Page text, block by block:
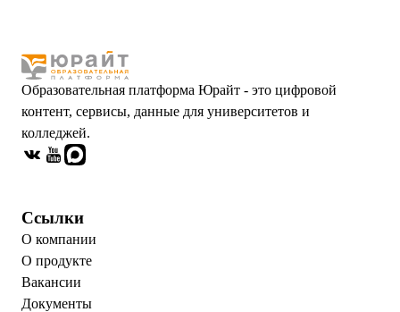
Образовательная платформа Юрайт - это цифровой
контент, сервисы, данные для университетов и
колледжей.
Ссылки
О компании
О продукте
Вакансии
Документы